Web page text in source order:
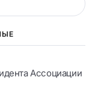
Ассоциации